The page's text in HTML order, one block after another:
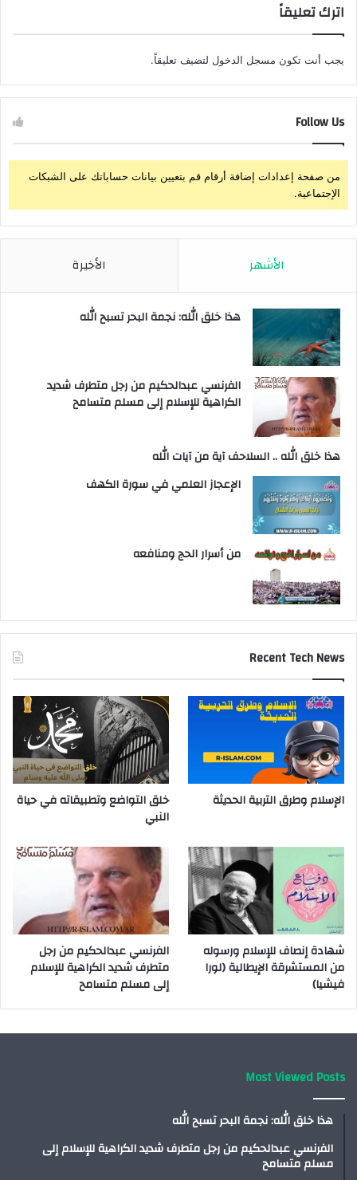
اترك تعليقاً
يجب أنت تكون مسجل الدخول لتضيف تعليقاً.
Follow Us
من صفحة إعدادات إضافة أرقام قم بتعيين بيانات حساباتك على الشبكات
الإجتماعية.
الأشهر الأخيرة
هذا خلق الله: نجمة البحر تسبح الله
الفرنسي عبدالحكيم من رجل متطرف شديد
الكراهية للإسلام إلى مسلم متسامح
هذا خلق الله .. السلاحف آية من آيات الله
الإعجاز العلمي في سورة الكهف
من أسرار الحج ومنافعه
Recent Tech News
الإسلام وطرق التربية الحديثة
خلق التواضع وتطبيقاته في حياة
النبي
شهادة إنصاف للإسلام ورسوله
من المستشرقة الإيطالية (لورا
فيشيا)
الفرنسي عبدالحكيم من رجل
متطرف شديد الكراهية للإسلام
إلى مسلم متسامح
Most Viewed Posts
هذا خلق الله: نجمة البحر تسبح الله
الفرنسي عبدالحكيم من رجل متطرف شديد الكراهية للإسلام إلى
مسلم متسامح